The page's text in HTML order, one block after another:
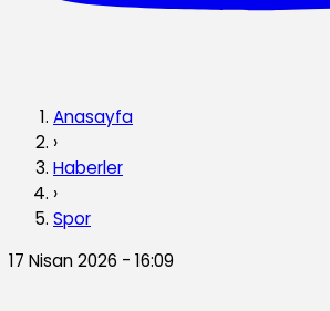
Anasayfa
›
Haberler
›
Spor
17 Nisan 2026 - 16:09